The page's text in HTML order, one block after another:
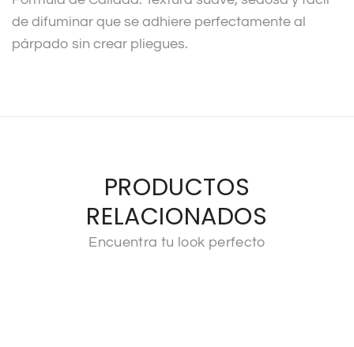
de difuminar que se adhiere perfectamente al
párpado sin crear pliegues.
PRODUCTOS
RELACIONADOS
Encuentra tu look perfecto